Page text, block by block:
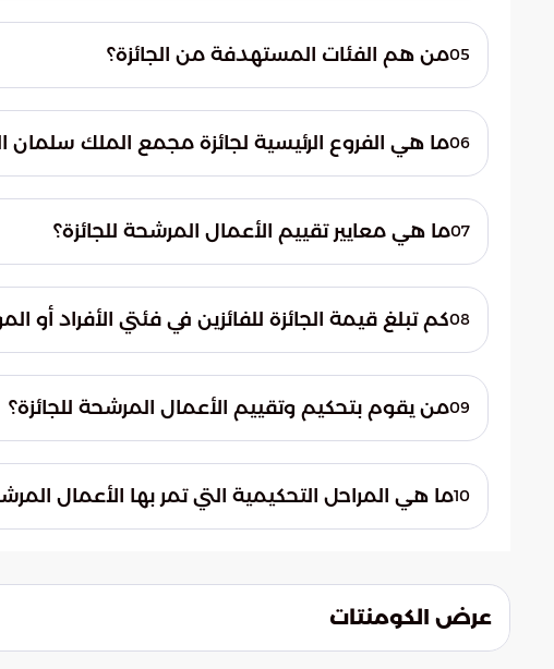
وتحفيز المتخصصين والمهتمين لتطوير اللغة العربية.05من هم الفئات المستهدفة من الجائزة؟
على الصعيدين المحلي والعالمي.06ما هي الفروع الرئيسية لجائزة مجمع الملك سلمان
الوعي اللغوي ودعم المبادرات المجتمعية.07ما هي معايير تقييم الأعمال المرشحة للجائزة؟
المتحقق.08كم تبلغ قيمة الجائزة للفائزين في فئتي الأفراد أو
09من يقوم بتحكيم وتقييم الأعمال المرشحة للجائزة؟
10ما هي المراحل التحكيمية التي تمر بها الأعمال
عرض الكومنتات